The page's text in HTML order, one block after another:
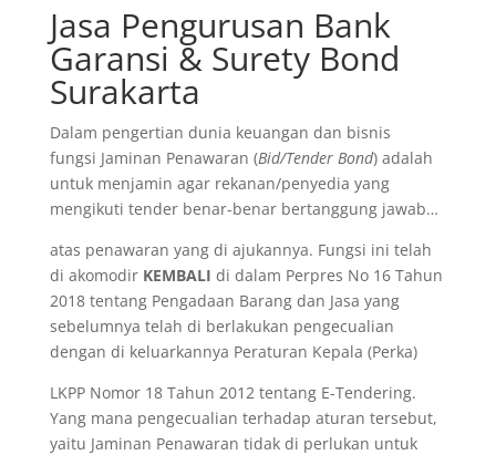
Jasa Pengurusan Bank
Garansi & Surety Bond
Surakarta
Dalam pengertian dunia keuangan dan bisnis
fungsi Jaminan Penawaran (Bid/Tender Bond) adalah
untuk menjamin agar rekanan/penyedia yang
mengikuti tender benar-benar bertanggung jawab…
atas penawaran yang di ajukannya. Fungsi ini telah
di akomodir KEMBALI di dalam Perpres No 16 Tahun
2018 tentang Pengadaan Barang dan Jasa yang
sebelumnya telah di berlakukan pengecualian
dengan di keluarkannya Peraturan Kepala (Perka)
LKPP Nomor 18 Tahun 2012 tentang E-Tendering.
Yang mana pengecualian terhadap aturan tersebut,
yaitu Jaminan Penawaran tidak di perlukan untuk